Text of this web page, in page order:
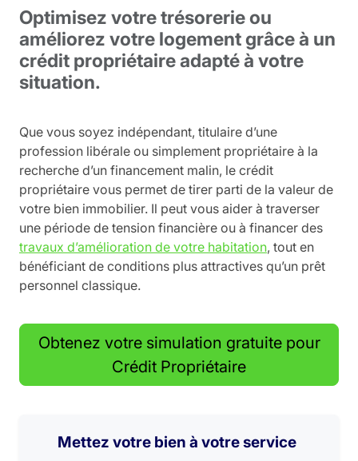
Optimisez votre trésorerie ou
améliorez votre logement grâce à un
crédit propriétaire adapté à votre
situation.
Que vous soyez indépendant, titulaire d’une
profession libérale ou simplement propriétaire à la
recherche d’un financement malin, le crédit
propriétaire vous permet de tirer parti de la valeur de
votre bien immobilier. Il peut vous aider à traverser
une période de tension financière ou à financer des
travaux d’amélioration de votre habitation, tout en
bénéficiant de conditions plus attractives qu’un prêt
personnel classique.
Obtenez votre simulation gratuite pour
Crédit Propriétaire
Mettez votre bien à votre service